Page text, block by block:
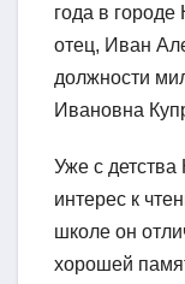
года в
отец, Иван
должности
Ивановна
Уже с
интерес к
школе он
хорошей